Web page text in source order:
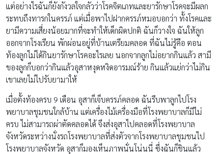
แต่อย่างไรฉันก็ยังกังวลใจกลัวว่าโรคจิตเภทและยารักษาโรคจะมีผลก
ระทบถึงทารกในครรภ์ แต่เมื่อพาไปฝากครรภ์หมอบอกว่า ทั้งโรคและ
ยามีความเสี่ยงน้อยมากที่จะทำให้เด็กผิดปกติ ฉันก็วางใจ ฉันให้ลูก
ออกจากโรงเรียน พักผ่อนอยู่ที่บ้านเตรียมคลอด ที่ฉันไม่รู้คือ ตอน
ท้องลูกไม่ได้กินยารักษาโรคอะไรเลย นอกจากลูกไม่อยากกินแล้ว สามี
ของลูกก็บอกว่ากินแล้วอุสาหงุดหงิดอารมณ์ร้าย กินแล้วแย่กว่าไม่กิน
เขาเลยไม่ไปรับยามาให้
เมื่อตั้งท้องครบ 9 เดือน อุสาก็เจ็บครรภ์คลอด ฉันรีบพาลูกไปโรง
พยาบาลชุมชนใกล้บ้าน แต่เครื่องไม้เครื่องมือที่โรงพยาบาลก็มีไม่
ครบ ไม่สามารถผ่าตัดคลอดได้ จึงส่งอุสาไปคลอดที่โรงพยาบาล
จังหวัดระหว่างนั่งรถโรงพยาบาลที่ส่งตัวจากโรงพยาบาลชุมชนไป
โรงพยาบาลจังหวัด อุสาก็มองเห็นภาพนั่นโน่นนี่ ซึ่งฉันก็ชินแล้ว